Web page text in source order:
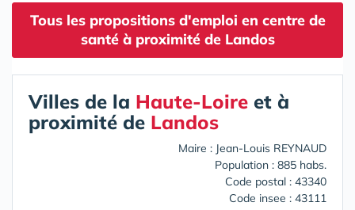
Tous les propositions d'emploi en centre de
santé à proximité de Landos
Villes de la Haute-Loire et à
proximité de Landos
Maire : Jean-Louis REYNAUD
Population : 885 habs.
Code postal : 43340
Code insee : 43111